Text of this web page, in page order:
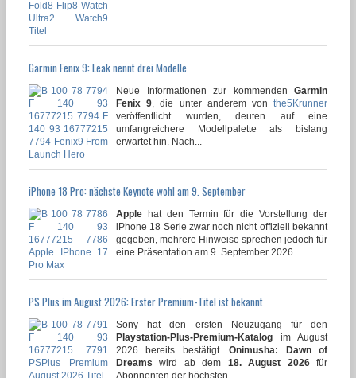
Garmin Fenix 9: Leak nennt drei Modelle
Neue Informationen zur kommenden Garmin
Fenix 9, die unter anderem vonthe5Krunner
veröffentlicht wurden, deuten auf eine
umfangreichere Modellpalette als bislang
erwartet hin. Nach...
iPhone 18 Pro: nächste Keynote wohl am 9. September
Apple hat den Termin für die Vorstellung der
iPhone 18 Serie zwar noch nicht offiziell bekannt
gegeben, mehrere Hinweise sprechen jedoch für
eine Präsentation am 9. September 2026....
PS Plus im August 2026: Erster Premium-Titel ist bekannt
Sony hat den ersten Neuzugang für den
Playstation-Plus-Premium-Katalog im August
2026 bereits bestätigt.Onimusha: Dawn of
Dreams wird ab dem 18. August 2026für